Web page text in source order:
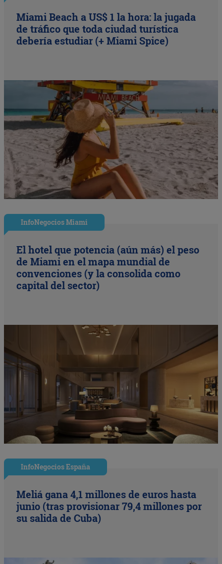
Miami Beach a US$ 1 la hora: la jugada
de tráfico que toda ciudad turística
debería estudiar (+ Miami Spice)
InfoNegocios Miami
El hotel que potencia (aún más) el peso
de Miami en el mapa mundial de
convenciones (y la consolida como
capital del sector)
InfoNegocios España
Meliá gana 4,1 millones de euros hasta
junio (tras provisionar 79,4 millones por
su salida de Cuba)